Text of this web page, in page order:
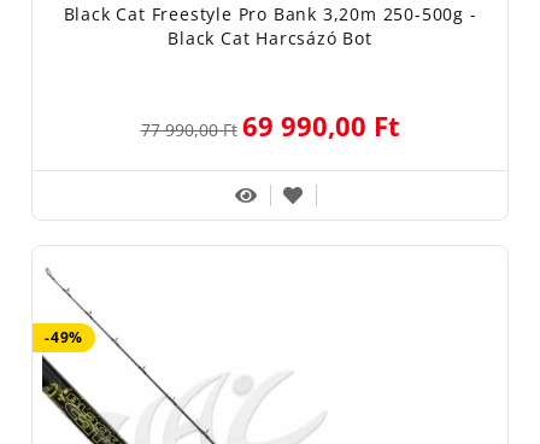
Black Cat Freestyle Pro Bank 3,20m 250-500g -
Black Cat Harcsázó Bot
77 990,00 Ft 69 990,00 Ft
-49%